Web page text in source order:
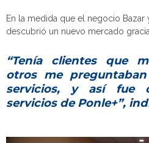
En la medida que el negocio Bazar
descubrió un nuevo mercado
“Tenía clientes que
otros me
servicios, y así fue
servicios de Ponle+”,